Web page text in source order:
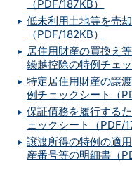
（PDF/187KB）
低未利用土地等を売
（PDF/182KB）
居住用財産の買換え
繰越控除の特例チェ
特定居住用財産の譲
例チェックシート（
保証債務を履行する
ェックシート（PDF/
譲渡所得の特例の適
産番号等の明細書（